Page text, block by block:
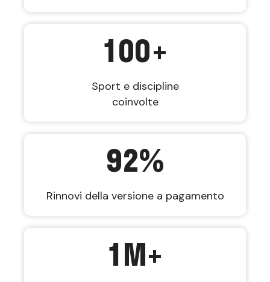
100+
Sport e discipline
coinvolte
92%
Rinnovi della versione a pagamento
1M+